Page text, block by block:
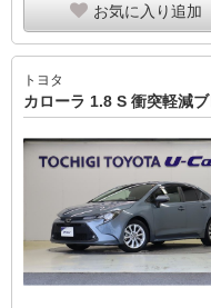
お気に入り追加
トヨタ
カローラ 1.8 S 衝突軽減